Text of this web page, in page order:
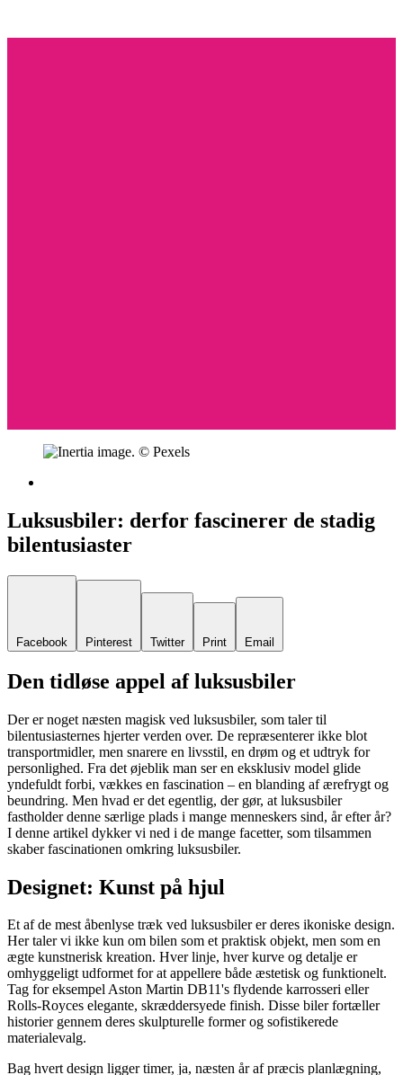
Luksusbiler: derfor fascinerer de stadig
bilentusiaster
Facebook Pinterest Twitter Print Email
Den tidløse appel af luksusbiler
Der er noget næsten magisk ved luksusbiler, som taler til
bilentusiasternes hjerter verden over. De repræsenterer ikke blot
transportmidler, men snarere en livsstil, en drøm og et udtryk for
personlighed. Fra det øjeblik man ser en eksklusiv model glide
yndefuldt forbi, vækkes en fascination – en blanding af ærefrygt og
beundring. Men hvad er det egentlig, der gør, at luksusbiler
fastholder denne særlige plads i mange menneskers sind, år efter år?
I denne artikel dykker vi ned i de mange facetter, som tilsammen
skaber fascinationen omkring luksusbiler.
Designet: Kunst på hjul
Et af de mest åbenlyse træk ved luksusbiler er deres ikoniske design.
Her taler vi ikke kun om bilen som et praktisk objekt, men som en
ægte kunstnerisk kreation. Hver linje, hver kurve og detalje er
omhyggeligt udformet for at appellere både æstetisk og funktionelt.
Tag for eksempel Aston Martin DB11's flydende karrosseri eller
Rolls-Royces elegante, skræddersyede finish. Disse biler fortæller
historier gennem deres skulpturelle former og sofistikerede
materialevalg.
Bag hvert design ligger timer, ja, næsten år af præcis planlægning,